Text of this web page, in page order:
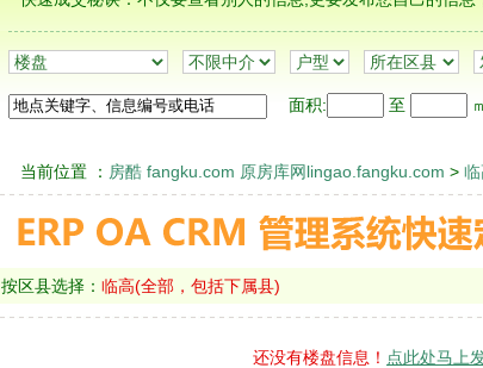
面积: 至
当前位置 ： 房酷 fangku.com 原房库网lingao.fangku.com >
按区县选择： 临高(全部，包括下属县)
还没有楼盘信息！ 点此处马上